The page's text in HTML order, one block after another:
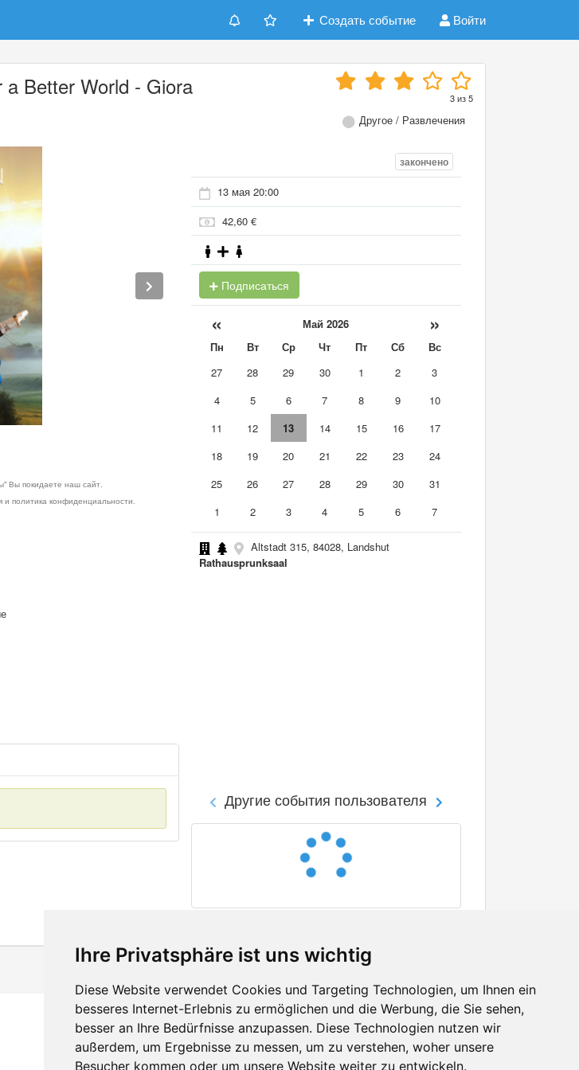
Ihre Privatsphäre ist uns wichtig
Diese Website verwendet Cookies und Targeting Technologien, um Ihnen ein
besseres Internet-Erlebnis zu ermöglichen und die Werbung, die Sie sehen,
besser an Ihre Bedürfnisse anzupassen. Diese Technologien nutzen wir
außerdem, um Ergebnisse zu messen, um zu verstehen, woher unsere
Besucher kommen oder um unsere Website weiter zu entwickeln.
Создать событие Войти
Better World - Giora 3из5
Другое / Развлечения
Вы покидаете наш сайт.
политика конфиденциальности.
закончено
13 мая 20:00
42,60 €
Подписаться
« Май 2026 »
Пн Вт Ср Чт Пт Сб
Вс
27
28 29 30 1 2
3
4
5 6 7 8 9
10
11
12 13 14 15 16
17
18
19 20 21 22 23
24
25
26 27 28 29 30
31
1
2 3 4 5 6 7
Altstadt 315, 84028, Landshut
Rathausprunksaal
Другие события пользователя
Контакты
Оставить отзыв
Сообщить об ошибке
Facebook
Twitter
YouTube